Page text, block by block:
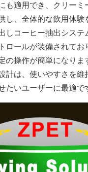
も適用でき、クリーミ
し、全体的な飲用体験
しコーヒー抽出システ
ロールが装備されてお
の操作が簡単になりま
計は、使いやすさを維
たいユーザーに最適で